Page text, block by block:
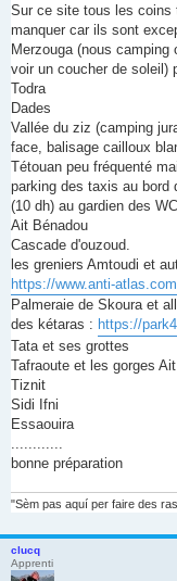
a
g
n
o
l
u
Sur ce site tous les coins
manquer car ils sont
Merzouga (nous
voir un coucher de soleil)
Todra
Dades
Vallée du ziz (camping
face, balisage cailloux
Tétouan peu fréquenté
parking des taxis au bord
(10 dh) au gardien des
Ait Bénadou
Cascade d'ouzoud.
les greniers Amtoudi et
https://www.anti-
Palmeraie de Skoura et
des kétaras : https://
Tata et ses grottes
Tafraoute et les gorges
Tiznit
Sidi Ifni
Essaouira
bonne préparation
"Sèm pas aquí per faire des
clucq
Apprenti